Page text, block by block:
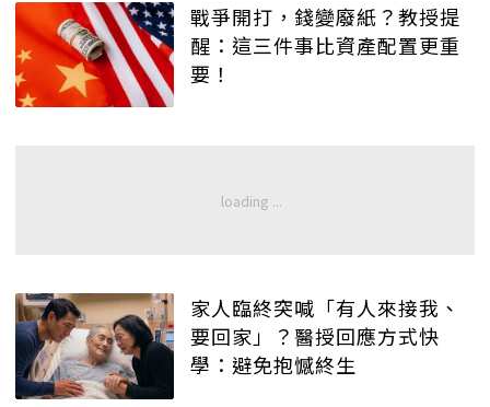
戰爭開打，錢變廢紙？教授提
醒：這三件事比資產配置更重
要！
家人臨終突喊「有人來接我、
要回家」？醫授回應方式快
學：避免抱憾終生